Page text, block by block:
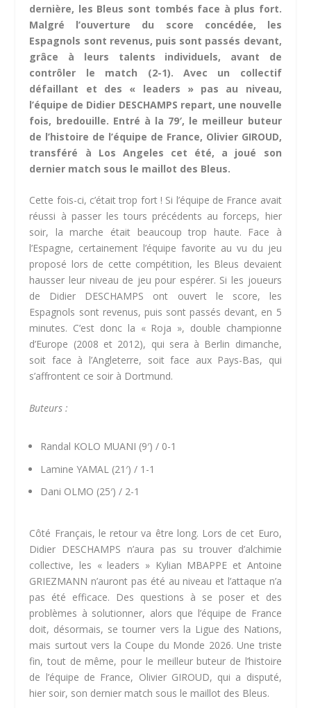
dernière, les Bleus sont tombés face à plus fort.
Malgré l’ouverture du score concédée, les
Espagnols sont revenus, puis sont passés devant,
grâce à leurs talents individuels, avant de
contrôler le match (2-1). Avec un collectif
défaillant et des « leaders » pas au niveau,
l’équipe de Didier DESCHAMPS repart, une nouvelle
fois, bredouille. Entré à la 79′, le meilleur buteur
de l’histoire de l’équipe de France, Olivier GIROUD,
transféré à Los Angeles cet été, a joué son
dernier match sous le maillot des Bleus.
Cette fois-ci, c’était trop fort ! Si l’équipe de France avait
réussi à passer les tours précédents au forceps, hier
soir, la marche était beaucoup trop haute. Face à
l’Espagne, certainement l’équipe favorite au vu du jeu
proposé lors de cette compétition, les Bleus devaient
hausser leur niveau de jeu pour espérer. Si les joueurs
de Didier DESCHAMPS ont ouvert le score, les
Espagnols sont revenus, puis sont passés devant, en 5
minutes. C’est donc la « Roja », double championne
d’Europe (2008 et 2012), qui sera à Berlin dimanche,
soit face à l’Angleterre, soit face aux Pays-Bas, qui
s’affrontent ce soir à Dortmund.
Buteurs :
Randal KOLO MUANI (9′) / 0-1
Lamine YAMAL (21′) / 1-1
Dani OLMO (25′) / 2-1
Côté Français, le retour va être long. Lors de cet Euro,
Didier DESCHAMPS n’aura pas su trouver d’alchimie
collective, les « leaders » Kylian MBAPPE et Antoine
GRIEZMANN n’auront pas été au niveau et l’attaque n’a
pas été efficace. Des questions à se poser et des
problèmes à solutionner, alors que l’équipe de France
doit, désormais, se tourner vers la Ligue des Nations,
mais surtout vers la Coupe du Monde 2026. Une triste
fin, tout de même, pour le meilleur buteur de l’histoire
de l’équipe de France, Olivier GIROUD, qui a disputé,
hier soir, son dernier match sous le maillot des Bleus.